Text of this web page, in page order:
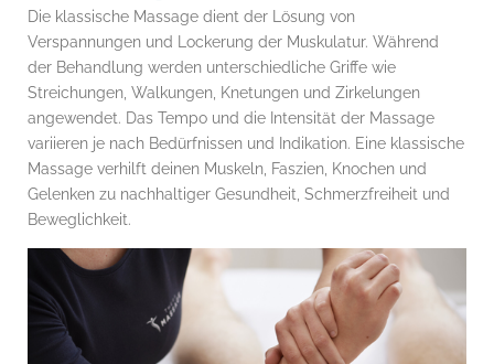
Die klassische Massage dient der Lösung von
Verspannungen und Lockerung der Muskulatur. Während
der Behandlung werden unterschiedliche Griffe wie
Streichungen, Walkungen, Knetungen und Zirkelungen
angewendet. Das Tempo und die Intensität der Massage
variieren je nach Bedürfnissen und Indikation. Eine klassische
Massage verhilft deinen Muskeln, Faszien, Knochen und
Gelenken zu nachhaltiger Gesundheit, Schmerzfreiheit und
Beweglichkeit.